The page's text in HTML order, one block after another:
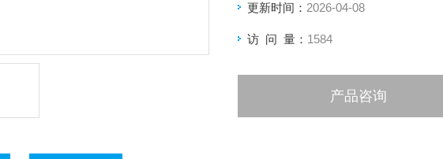
更新时间： 2026-04-08
访 问 量： 1584
产品咨询